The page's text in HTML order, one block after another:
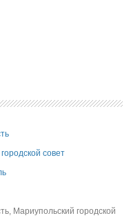
совет
Мариупольский городской